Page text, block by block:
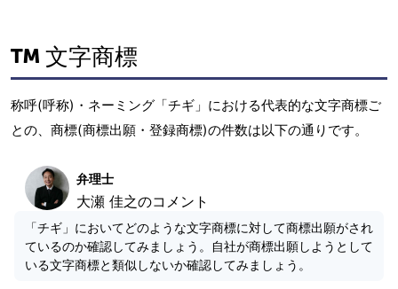
文字商標
称呼(呼称)・ネーミング「チギ」における代表的な文字商標ご
との、商標(商標出願・登録商標)の件数は以下の通りです。
弁理士
大瀬 佳之のコメント
「チギ」においてどのような文字商標に対して商標出願がされ
ているのか確認してみましょう。自社が商標出願しようとして
いる文字商標と類似しないか確認してみましょう。